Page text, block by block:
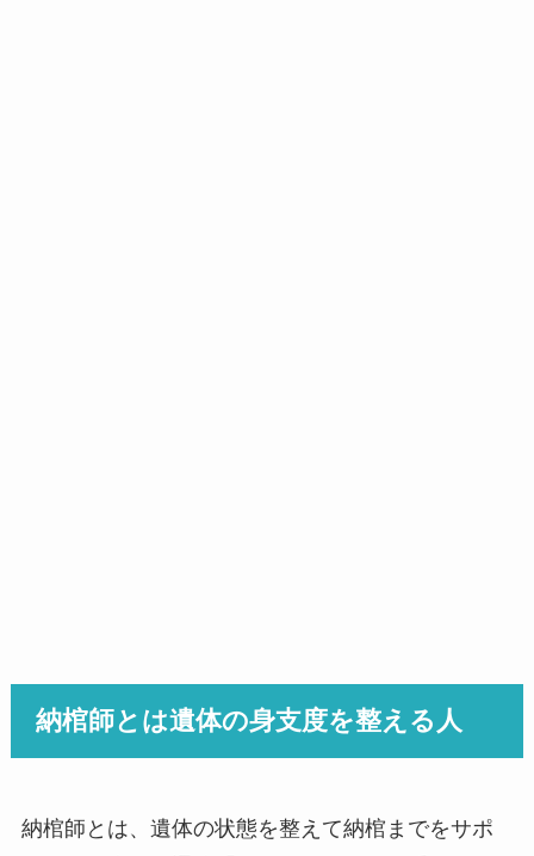
納棺師とは遺体の身支度を整える人
納棺師とは、遺体の状態を整えて納棺までをサポ